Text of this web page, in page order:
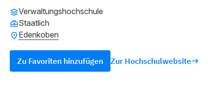
Verwaltungshochschule
Staatlich
Edenkoben
Zu Favoriten hinzufügen Zur Hochschulwebsite